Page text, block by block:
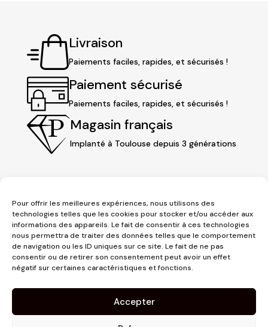
Pour offrir les meilleures expériences, nous utilisons des
technologies telles que les cookies pour stocker et/ou accéder aux
informations des appareils. Le fait de consentir à ces technologies
nous permettra de traiter des données telles que le comportement
de navigation ou les ID uniques sur ce site. Le fait de ne pas
consentir ou de retirer son consentement peut avoir un effet
négatif sur certaines caractéristiques et fonctions.
Accepter
Livraison
Paiements faciles, rapides, et sécurisés !
Paiement sécurisé
Paiements faciles, rapides, et sécurisés !
Magasin français
Implanté à Toulouse depuis 3 générations
3 place Jeanne d'Arc
31000 Toulouse
contact@pujolmaison.com
05 62 73 70 73